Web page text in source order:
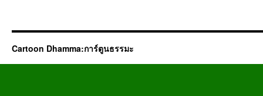
Cartoon Dhamma:การ์ตูนธรรมะ